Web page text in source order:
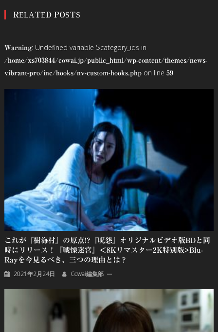
ナ
ゲ
ー
RELATED POSTS
Warning: Undefined variable $category_ids in
/home/xs703844/cowai.jp/public_html/wp-content/themes/news-
vibrant-pro/inc/hooks/nv-custom-hooks.phpon line 59
これが『樹海村』の原点!?『呪怨』オリジナルビデオ版BDと同
時にリリース！『戦慄迷宮』＜8Kリマスター2K特別版>Blu-
Rayを今見るべき、三つの理由とは？
2021年2月24日 Cowai編集部